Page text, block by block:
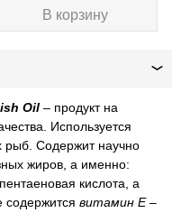
В корзину
Oil – продукт на
Используется
рыб. Содержит научно
жиров, а именно:
кислота, а
содержится витамин Е–